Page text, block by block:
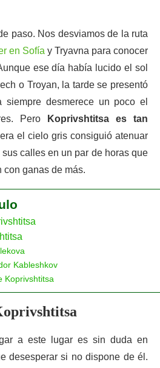
paso. Nos desviamos de la ruta
en Sofía y Tryavna para conocer
ese día había lucido el sol
o Troyan, la tarde se presentó
siempre desmerece un poco el
Pero
Koprivshtitsa es tan
el cielo gris consiguió atenuar
calles en un par de horas que
con ganas de más.
Kableshkov
Koprivshtitsa
a este lugar es sin duda en
desesperar si no dispone de él.